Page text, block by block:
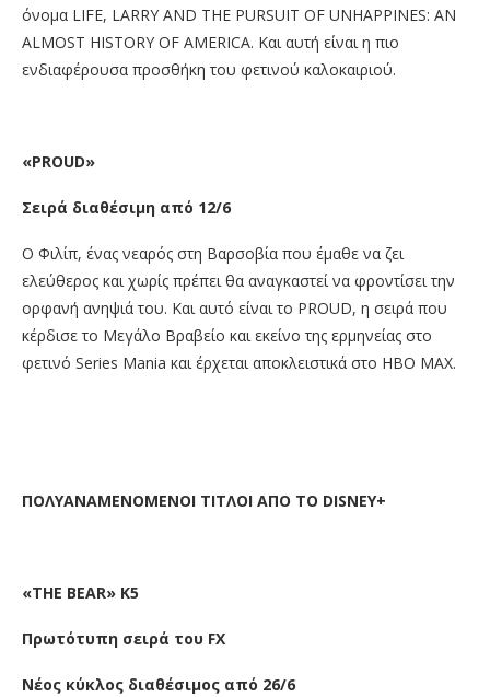
όνομα LIFE, LARRY AND THE PURSUIT OF UNHAPPINES: AN
ALMOST HISTORY OF AMERICA. Και αυτή είναι η πιο
ενδιαφέρουσα προσθήκη του φετινού καλοκαιριού. ​
«PROUD»
Σειρά διαθέσιμη από 12/6
Ο Φιλίπ, ένας νεαρός στη Βαρσοβία που έμαθε να ζει
ελεύθερος και χωρίς πρέπει θα αναγκαστεί να φροντίσει την
ορφανή ανηψιά του. Και αυτό είναι το PROUD, η σειρά που
κέρδισε το Μεγάλο Βραβείο και εκείνο της ερμηνείας στο
φετινό Series Mania και έρχεται αποκλειστικά στο ΗΒΟ ΜΑΧ.
ΠΟΛΥΑΝΑΜΕΝΟΜΕΝΟΙ ΤΙΤΛΟΙ ΑΠΟ ΤΟ DISNEY+
«THE BEAR» Κ5
Πρωτότυπη σειρά του FX
Νέος κύκλος διαθέσιμος από 26/6